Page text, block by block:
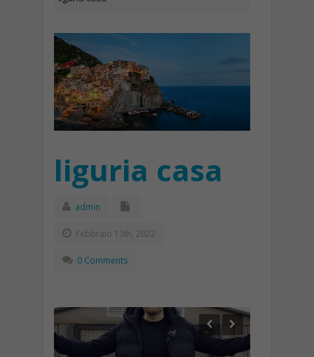
liguria casa
admin
Febbraio 13th, 2022
0 Comments